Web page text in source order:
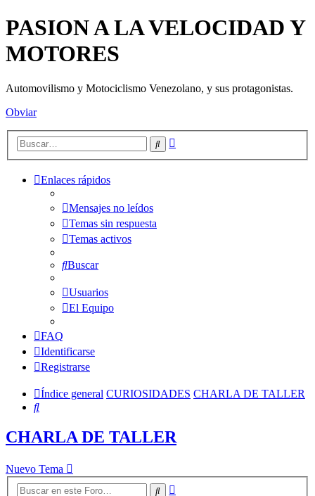
PASION A LA VELOCIDAD Y
MOTORES
Automovilismo y Motociclismo Venezolano, y sus protagonistas.
Obviar
Buscar
Enlaces rápidos
Mensajes no leídos
Temas sin respuesta
Temas activos
Buscar
Usuarios
El Equipo
FAQ
Identificarse
Registrarse
Índice general CURIOSIDADES CHARLA DE TALLER
Buscar
CHARLA DE TALLER
Nuevo Tema
Buscar